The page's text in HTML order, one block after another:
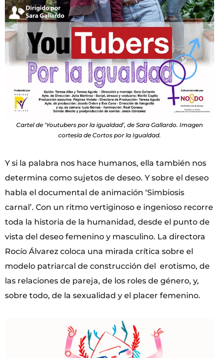
Cartel de ‘Youtubers por la igualdad’, de Sara Gallardo. Imagen
cortesía de Cortos por la Igualdad.
Y si la palabra nos hace humanos, ella también nos
determina como sujetos de deseo. Y sobre el deseo
habla el documental de animación ‘Simbiosis
carnal’. Con un ritmo vertiginoso e ingenioso recorre
toda la historia de la humanidad, desde el punto de
vista del deseo femenino y masculino. La directora
Rocío Álvarez coloca una mirada crítica sobre el
modelo patriarcal de construcción del erotismo, de
las relaciones de pareja, de los roles de género, y,
sobre todo, de la sexualidad y el placer femenino.